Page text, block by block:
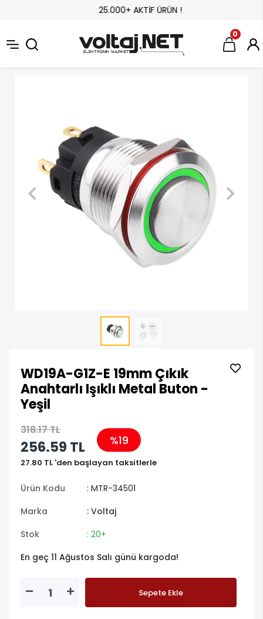
25.000+ AKTİF ÜRÜN !
0
WD19A-G1Z-E 19mm Çıkık
Anahtarlı Işıklı Metal Buton -
Yeşil
318.17 TL
256.59 TL %19
27.80 TL 'den başlayan taksitlerle
Ürün Kodu
: MTR-34501
Marka
: Voltaj
Stok
: 20+
En geç 11 Ağustos Salı günü kargoda!
Sepete Ekle